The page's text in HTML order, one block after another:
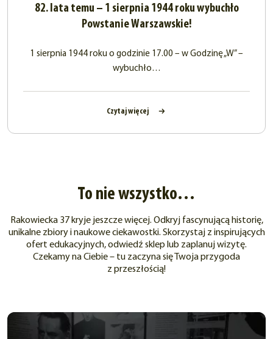
82. lata temu – 1 sierpnia 1944 roku wybuchło
Powstanie Warszawskie!
1 sierpnia 1944 roku o godzinie 17.00 – w Godzinę „W” –
wybuchło…
Czytaj więcej
To nie wszystko…
Rakowiecka 37 kryje jeszcze więcej. Odkryj fascynującą historię,
unikalne zbiory i naukowe ciekawostki. Skorzystaj z inspirujących
ofert edukacyjnych, odwiedź sklep lub zaplanuj wizytę.
Czekamy na Ciebie – tu zaczyna się Twoja przygoda
z przeszłością!